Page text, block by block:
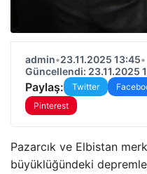
admin•23.11.2025 13:45•
Güncellendi: 23.11.2025
Paylaş: Twitter
Pinterest
Pazarcık ve Elbistan
büyüklüğündeki